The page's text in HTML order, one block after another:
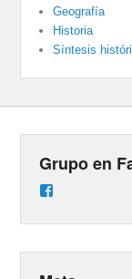
Geografía
Historia
Síntesis
Grupo en